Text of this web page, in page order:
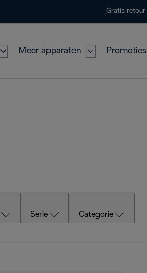
Gratis retour
Meer apparaten Promoties
Serie Categorie